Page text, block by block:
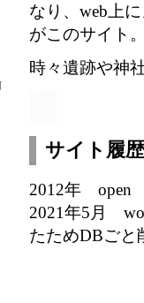
なり、web上
がこのサイト。
時々遺跡や神
サイト履歴
2012年 open
2021年5月
たためDBごと